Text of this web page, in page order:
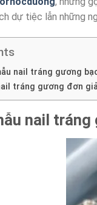
dự tiệc lẫn những
nail tráng gương
tráng gương đơn
nail tráng